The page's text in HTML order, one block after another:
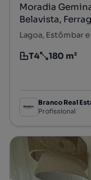
Moradia
Belavista,
Lagoa, Estômbar e
Tipologia
T4
Preço por metro
180 m²
Branco Real
Profissional